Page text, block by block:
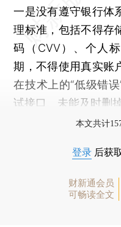
一是没有遵守银行体
理标准，包括不得存
码（CVV）、个人
期，不得使用真实账
在技术上的“低级错
试接口、未能及时删
本文共计
登录 后获
财新通会员
可畅读全文